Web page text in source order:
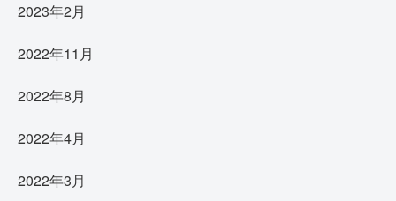
2023年2月
2022年11月
2022年8月
2022年4月
2022年3月